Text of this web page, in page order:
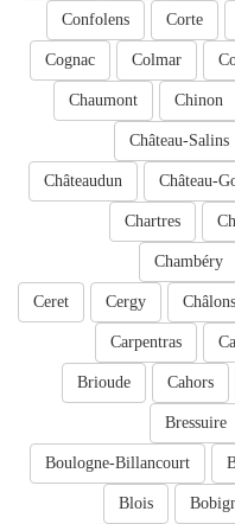
Corte
Confolens
Colmar
Cognac
Chinon
Chaumont
Château-Salins
Château-
Châteaudun
Chartres
Chambéry
Cergy
Ceret
Carpentras
Cahors
Brioude
Bressuire
Boulogne-Billancourt
Blois